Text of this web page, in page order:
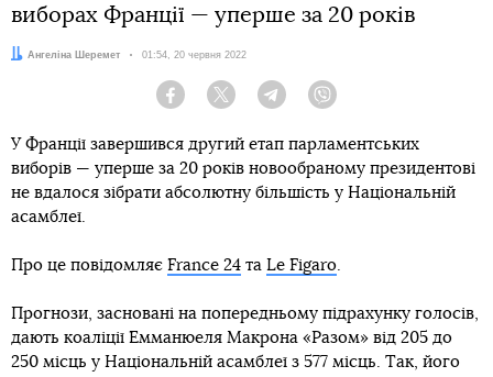
виборах Франції — уперше за 20 років
Автор:
Ангеліна Шеремет Дата:
01:54, 20 червня 2022
Facebook Twitter Telegram
У Франції завершився другий етап парламентських
виборів — уперше за 20 років новообраному президентові
не вдалося зібрати абсолютну більшість у Національній
асамблеї.
Про це повідомляє France 24 та Le Figaro.
Прогнози, засновані на попередньому підрахунку голосів,
дають коаліції Емманюеля Макрона «Разом» від 205 до
250 місць у Національній асамблеї з 577 місць. Так, його